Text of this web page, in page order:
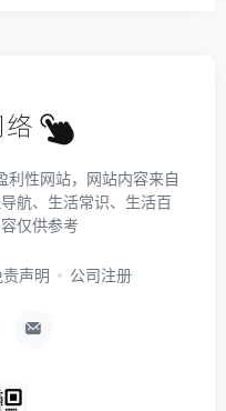
利性网站，网站内容来自
航、生活常识、生活百
仅供参考
责声明 公司注册